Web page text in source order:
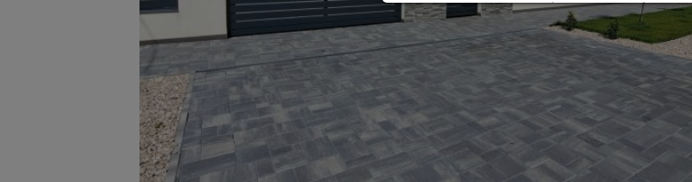
Részletek megtekintése
Impresszum| Adatvédelem